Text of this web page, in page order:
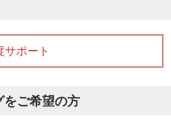
サポート
ご希望の方